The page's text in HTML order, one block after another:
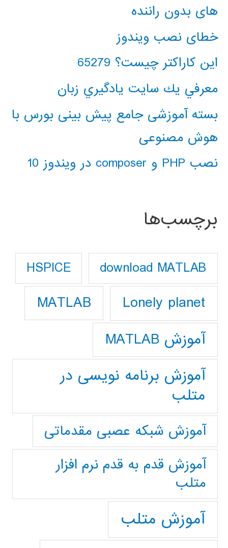
های بدون راننده
خطای نصب ویندوز
این کاراکتر چیست؟ 65279
معرفي يك سايت يادگيري زبان
بسته آموزشی جامع پیش بینی بورس با
هوش مصنوعی
نصب PHP و composer در ویندوز 10
برچسب‌ها
download MATLAB
HSPICE
Lonely planet
MATLAB
آموزش MATLAB
آموزش برنامه نویسی در
متلب
آموزش شبکه عصبی مقدماتی
آموزش قدم به قدم نرم افزار
متلب
آموزش متلب